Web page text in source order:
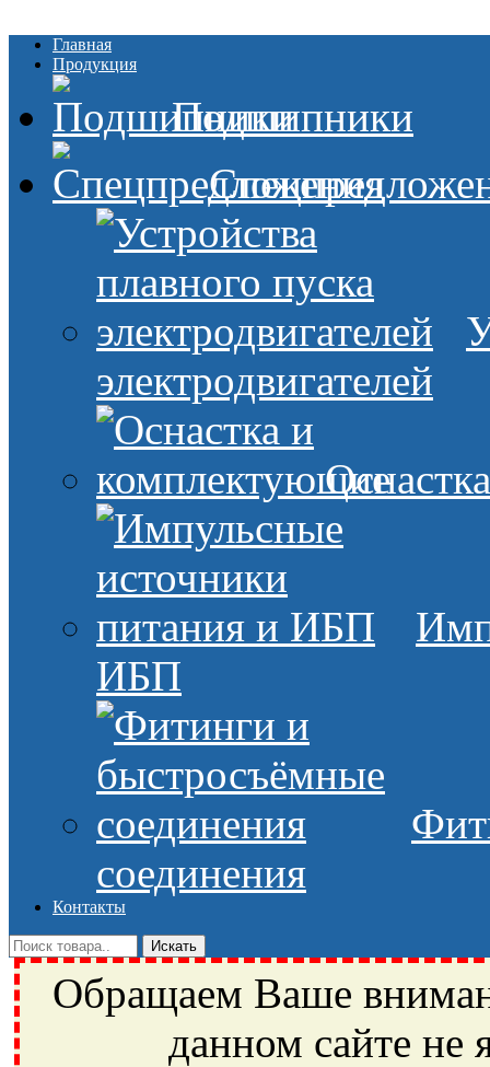
Главная
Продукция
Подшипники
электродвигателей
ИБП
соединения
Контакты
Обращаем Ваше
данном сайте не